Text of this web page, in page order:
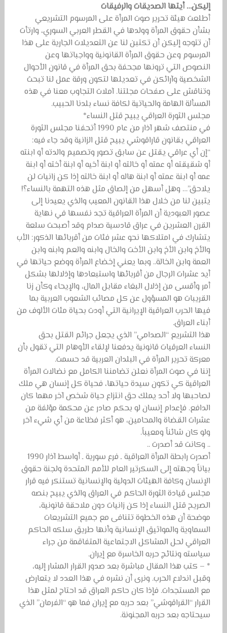
إليكن… أيتها الصديقات والرفيقات
أطلعت هيئة تحرير صوت المرأة على المرسوم التشريعي
بشأن حقوق المرأة وولدها في القطر العربي السوري، وارتأت
أن تتوجه إليكن أن تكتبن لنا عن التعديلات الجارية على هذا
المرسوم وعن حقوق المرأة القانونية وواجباتها وعن
النصوص التي ترونها مجحفة بحق المرأة في قانون الأحوال
الشخصية وآرائكن في تعديلها لتكون ورقة عمل لنا تبحث
وتناقش على صفحات مجلتنا. آملات التجاوب معنا في هذه
المسألة الهامة والحياتية لكافة نساء بلدنا الحبيب.
مجلس الثورة العراقي يبيح قتل النساء*
في منتصف شهر آذار من عام 1990 أتحفنا مجلس الثورة
العراقي بقانون قاراقوشي يبيح قتل الزانية وقد جاء فيه:
“إن أي عراقي يقتل عن سابق تصور وتصميم والدته أو ابنته
أو شقيقته أو عمته أو خالته أو ابنة أخيه أو ابنة أخته أو ابنة
عمه أو ابنة عمته أو ابنة هاله أو ابنة خالته إذا كن زانيات لن
يلاحق”… وهل أسهل من إلصاق مثل هذه التهمة بالنساء؟!
يتبين لنا من خلال هذا القانون المعيب والذي يعيدنا إلى
عصور العبودية أن المرأة العراقية تجد نفسها في نهاية
القرن العشرين في عراق قادسية صدام وقد أصبحت سلعة
يتشارك في امتلاكها نحو عشر فئات من أقربائها الذكور: الأب
والأخ وابن الأخ وابن الأخت والخال وابنه والعم وابنه وابن
العمة وابن الخالة.. وبما يعني إخضاع المرأة ووضع حياتها في
أيد عشرات الرجال من أقربائها واستبعادها وإذلالها بشكل
أمر وأقسى من إذلال البغاء مقابل المال، والإيحاء وكأن زنا
القريبات هو المسؤول عن كل مصائب الشعوب العربية بما
فيها الحرب العراقية الإيرانية التي أودت بحياة مئات الألوف من
أبناء العراق.
هذا التشريع “الصدامي” الذي يجعل جرائم القتل بحق
النساء العرقيات قانونية يدفعنا لإلقاء الأوهام التي تقول بأن
معركة تحرير المرأة في البلدان العربية قد حسمت.
إننا في صوت المرأة نعلن تضامننا الكامل مع نضالات المرأة
العراقية كي تكون سيدة حياتها، فحياة كل إنسان هي ملك
لصاحبها ولا أحد يملك حق انتزاع حياة شخص آخر مهما كان
الدافع. فإعدام إنسان لو بحكم صادر عن محكمة مؤلفة من
عشرات القضاة والمحامين، هو أكثر فظاعة من أي شيء آخر
ولو كان شائناً ومعيباً.
.. وكانت قد أصدرت ..
أصدرت رابطة المرأة العراقية ـ فرع سورية ـ أواسط آذار 1990
بياناً وجهته إلى السكرتير العام للأمم المتحدة ولجنة حقوق
الإنسان وكافة الهيئات الدولية والإنسانية تستنكر فيه قرار
مجلس قيادة الثورة الحاكم في العراق والذي يبيح بنصه
الصريح قتل النساء إذا كن زانيات دون ملاحقة قانونية،
موضحة أن هذه الخطوة تتنافى مع جميع التشريعات
السماوية والمواثيق الإنسانية وأنها طريق سلكه الحاكم
العراقي لحل المشاكل الاجتماعية المتفاقمة من جراء
سياسته ونتائج حربه الخاسرة مع إيران.
* – كتب هذا المقال مباشرة بعد صدور القرار المشار إليه،
وقبل اندلاع الحرب. ونرى أن نشره في هذا العدد لا يتعارض
مع المستجدات. فإذا كان حاكم العراق قد احتاج لمثل هذا
القرار “القراقوشي” بعد حربه مع إيران فما هو “الفرمان” الذي
سيحتاجه بعد حربه المجنونة.